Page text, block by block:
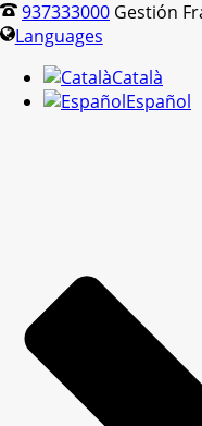
937333000 Gestión
Languages
Català
Español